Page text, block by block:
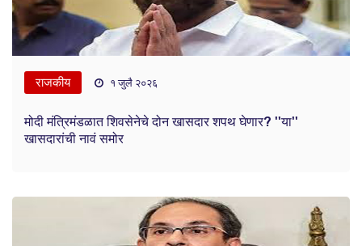
राजकीय १ जुलै २०२६
मोदी मंत्रिमंडळात शिवसेनेचे दोन खासदार शपथ घेणार? ''या''
खासदारांची नावं समोर